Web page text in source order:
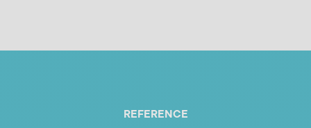
REFERENCE